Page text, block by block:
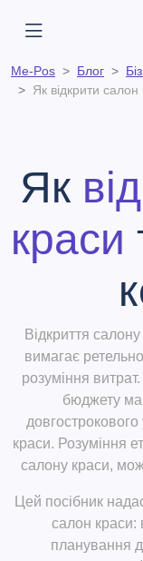
Me-Pos Блог
Як відкрити салон
Як
краси
Відкриття
вимагає
розуміння
бюджету
довгострокового
краси. Розуміння
салону краси,
Цей посібник
салон краси:
планування